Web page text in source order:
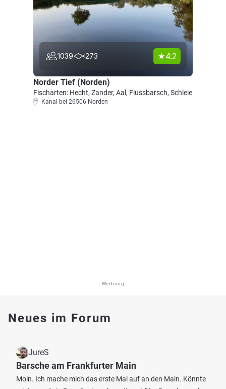
1039 273 4.2
Norder Tief (Norden)
Fischarten: Hecht, Zander, Aal, Flussbarsch, Schleie
Kanal bei 26506 Norden
Werbung
Neues im Forum
JureS
Barsche am Frankfurter Main
Moin. Ich mache mich das erste Mal auf an den Main. Könnte